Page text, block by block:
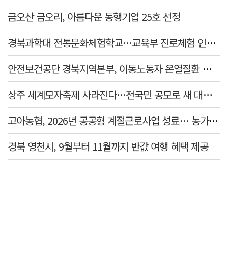
금오산 금오리, 아름다운 동행기업 25호 선정
경북과학대 전통문화체험학교…교육부 진로체험 인증기관 선정
안전보건공단 경북지역본부, 이동노동자 온열질환 예방 캠페인
상주 세계모자축제 사라진다…전국민 공모로 새 대표축제 발굴 나서
고아농협, 2026년 공공형 계절근로사업 성료… 농가 일손 부족 해소 '효자'
경북 영천시, 9월부터 11월까지 반값 여행 혜택 제공